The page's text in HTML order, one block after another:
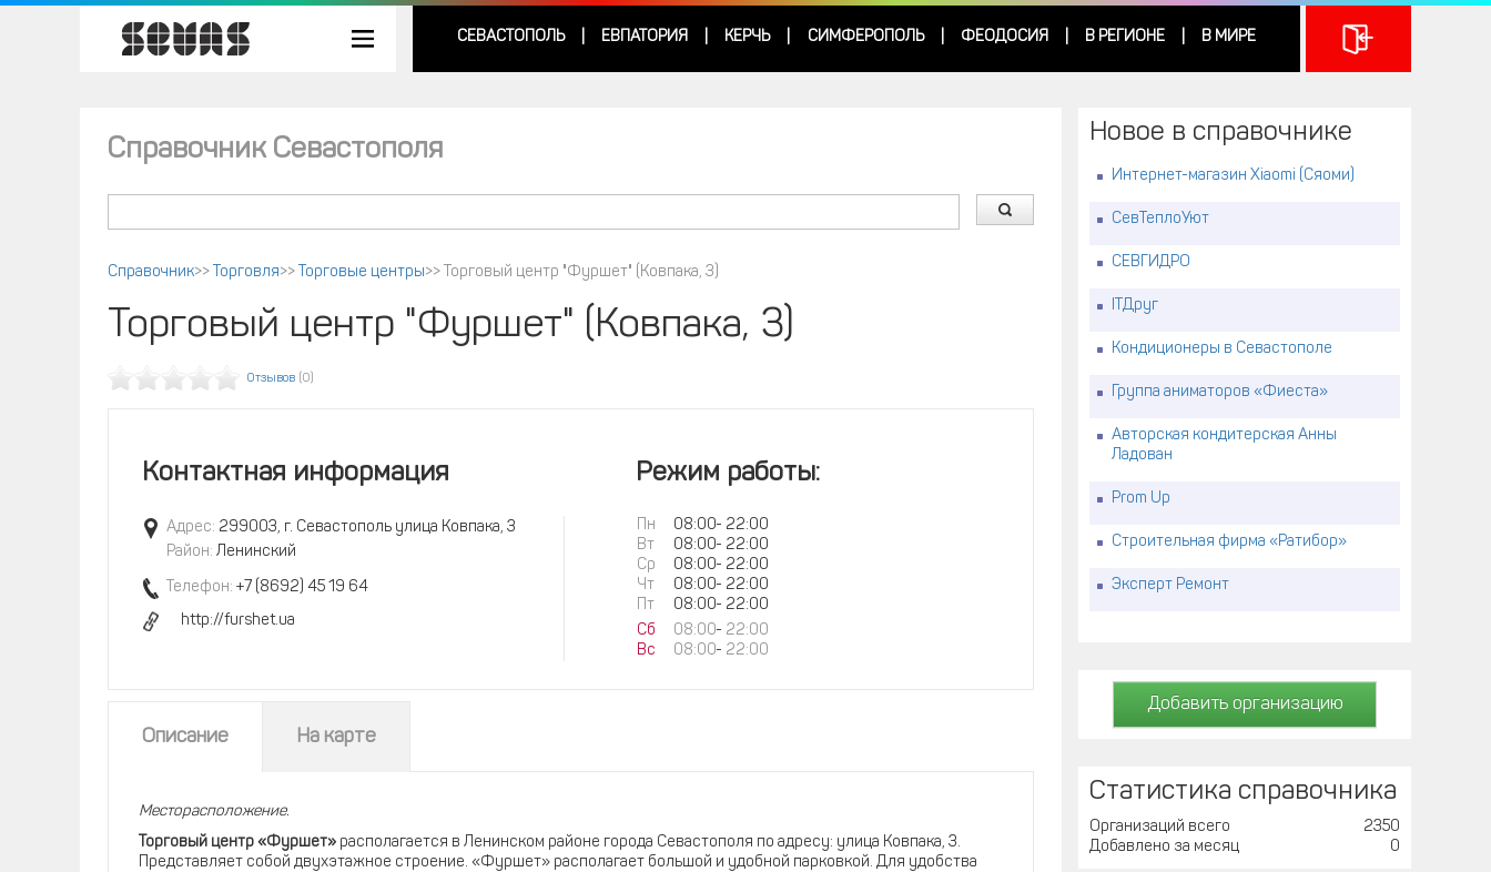
СЕВАСТОПОЛЬ ЕВПАТОРИЯ КЕРЧЬ СИМФЕРОПОЛЬ ФЕОДОСИЯ В РЕГИОНЕ В МИРЕ
Справочник Севастополя
Справочник>> Торговля>> Торговые центры>> Торговый центр "Фуршет" (Ковпака, 3)
Торговый центр "Фуршет" (Ковпака, 3)
Отзывов (0)
Контактная информация
Адрес: 299003, г. Севастополь улица Ковпака, 3
Район: Ленинский
Телефон: +7 (8692) 45 19 64
http://furshet.ua
Режим работы:
Пн 08:00- 22:00
Вт
08:00- 22:00
Ср
08:00- 22:00
Чт
08:00- 22:00
Пт
08:00- 22:00
Сб
08:00- 22:00
Вс
08:00- 22:00
Описание На карте
Месторасположение.
Торговый центр «Фуршет» располагается в Ленинском районе города Севастополя по адресу: улица Ковпака, 3.
Представляет собой двухэтажное строение. «Фуршет» располагает большой и удобной парковкой. Для удобства
Новое в справочнике
Интернет-магазин Xiaomi (Сяоми)
СевТеплоУют
СЕВГИДРО
ITДруг
Кондиционеры в Севастополе
Группа аниматоров «Фиеста»
Авторская кондитерская Анны
Ладован
Prom Up
Строительная фирма «Ратибор»
Эксперт Ремонт
Добавить организацию
Статистика справочника
2350
Организаций всего
0
Добавлено за месяц